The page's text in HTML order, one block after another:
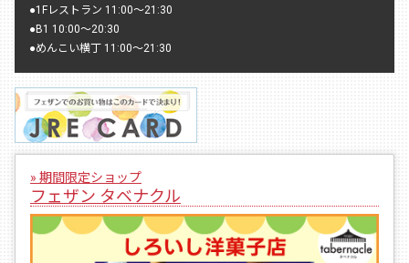
●1Fレストラン 11:00〜21:30
●B1 10:00〜20:30
●めんこい横丁 11:00〜21:30
» 期間限定ショップ
フェザン タベナクル